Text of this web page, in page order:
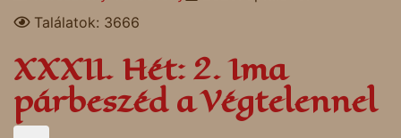
Találatok: 3666
XXXII. Hét: 2. Ima
párbeszéd a Végtelennel